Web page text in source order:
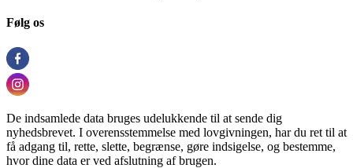
Følg os
De indsamlede data bruges udelukkende til at sende dig
nyhedsbrevet. I overensstemmelse med lovgivningen, har du ret til at
få adgang til, rette, slette, begrænse, gøre indsigelse, og bestemme,
hvor dine data er ved afslutning af brugen.